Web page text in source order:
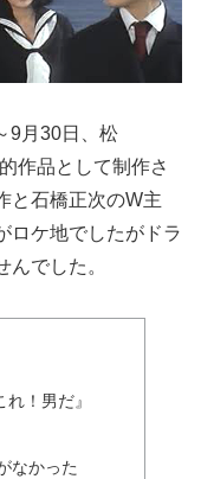
9月30日、松
作品として制作さ
と石橋正次のW主
ロケ地でしたがドラ
でした。
！男だ』
なかった